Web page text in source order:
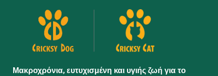
Μακροχρόνια, ευτυχισμένη και υγιής ζωή για το